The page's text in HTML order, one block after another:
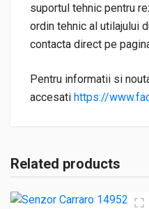
suportul tehnic pentru
ordin tehnic al utilajului
contacta direct pe
Pentru informatii si
accesati https://
Related products